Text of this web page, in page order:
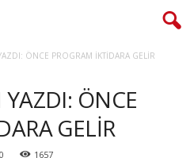
ÖNCE PROGRAM İKTİDARA GELİR
ÖNCE
GELİR
1657